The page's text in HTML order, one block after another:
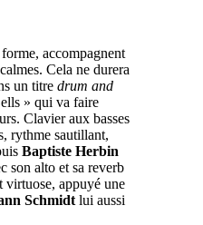
accompagnent
Cela ne durera
un titre drum and
» qui va faire
Clavier aux basses
rythme sautillant,
Baptiste Herbin
son alto et sa reverb
virtuose, appuyé une
Schmidt lui aussi